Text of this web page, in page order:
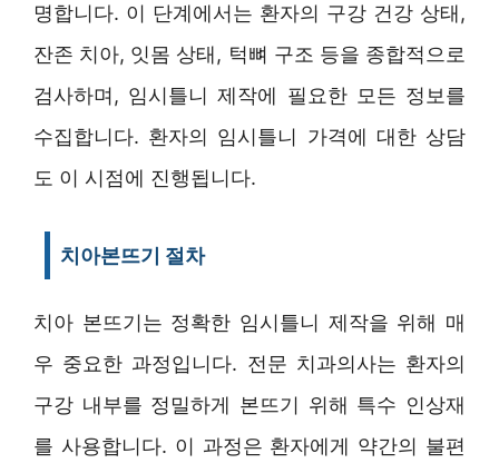
명합니다. 이 단계에서는 환자의 구강 건강 상태,
잔존 치아, 잇몸 상태, 턱뼈 구조 등을 종합적으로
검사하며, 임시틀니 제작에 필요한 모든 정보를
수집합니다. 환자의 임시틀니 가격에 대한 상담
도 이 시점에 진행됩니다.
치아본뜨기 절차
치아 본뜨기는 정확한 임시틀니 제작을 위해 매
우 중요한 과정입니다. 전문 치과의사는 환자의
구강 내부를 정밀하게 본뜨기 위해 특수 인상재
를 사용합니다. 이 과정은 환자에게 약간의 불편